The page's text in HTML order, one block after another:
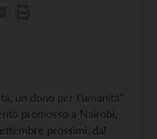
un dono per l'umanità”
promosso a Nairobi,
prossimi, dal